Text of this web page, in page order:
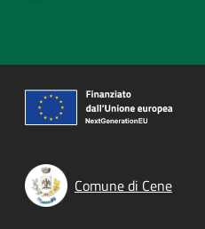
Comune di Cene